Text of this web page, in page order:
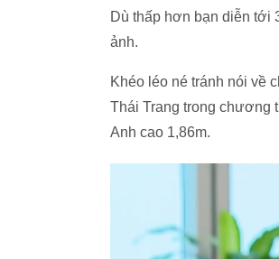
Dù thấp hơn bạn diễn tới
ảnh.
Khéo léo né tránh nói về
Thái Trang trong chương
Anh cao 1,86m.